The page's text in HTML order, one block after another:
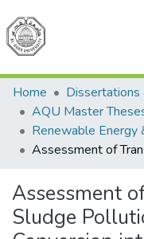
Home
Assessment
Sludge